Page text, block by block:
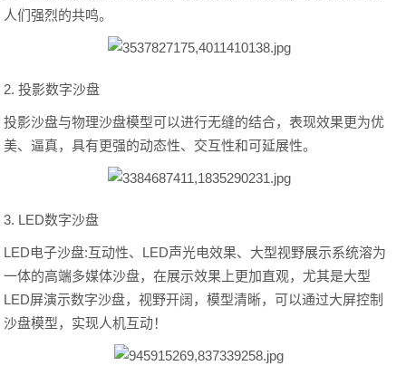
人们强烈的共鸣。
2. 投影数字沙盘
投影沙盘与物理沙盘模型可以进行无缝的结合，表现效果更为优
美、逼真，具有更强的动态性、交互性和可延展性。
3. LED数字沙盘
LED电子沙盘:互动性、LED声光电效果、大型视野展示系统溶为
一体的高端多媒体沙盘，在展示效果上更加直观，尤其是大型
LED屏演示数字沙盘，视野开阔，模型清晰，可以通过大屏控制
沙盘模型，实现人机互动！